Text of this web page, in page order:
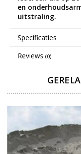
en
uitstraling.
Specificaties
Reviews (0)